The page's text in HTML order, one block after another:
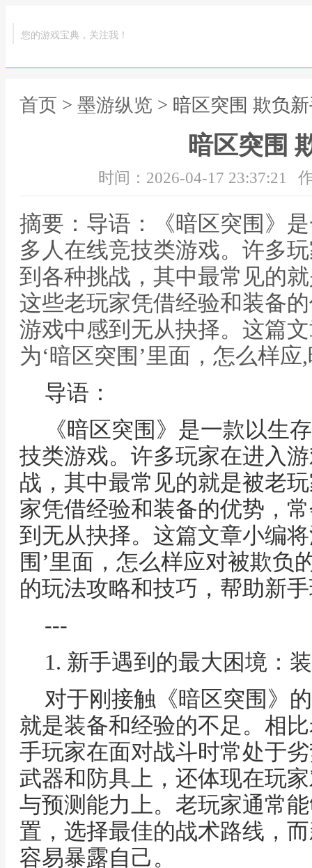
您的游戏宝典，关注我！
首页 > 墨游纵览 > 暗区突围 欺负
暗区突围
时间：2026-04-17 23:37:21
摘要：导语：《暗区突围》
多人在线竞技类游戏。许多
到各种挑战，其中最常见的
这些老玩家凭借经验和装备
游戏中感到无从抉择。这篇
为‘暗区突围’里面，怎么样
导语：
《暗区突围》是一款以生
技类游戏。许多玩家在进入
战，其中最常见的就是被老
家凭借经验和装备的优势，
到无从抉择。这篇文章小编
围’里面，怎么样应对被欺负
的玩法攻略和技巧，帮助新
---
1. 新手遇到的最大困境：
对于刚接触《暗区突围》
就是装备和经验的不足。相
手玩家在面对战斗时常处于
武器和防具上，还体现在玩
与预测能力上。老玩家通常
置，选择最佳的战术路线，
容易暴露自己。